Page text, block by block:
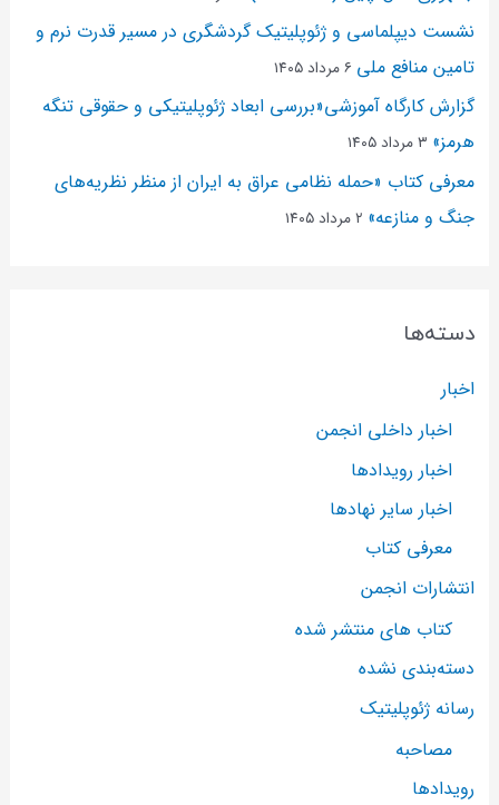
نشست دیپلماسی و ژئو‌پلیتیک گردشگری در مسیر قدرت نرم و
تامین منافع ملی ۶ مرداد ۱۴۰۵
گزارش کارگاه آموزشی«بررسی ابعاد ژئوپلیتیکی و حقوقی تنگه
هرمز» ۳ مرداد ۱۴۰۵
معرفی کتاب «حمله نظامی عراق به ایران از منظر نظریه‌های
جنگ و منازعه» ۲ مرداد ۱۴۰۵
دسته‌ها
اخبار
اخبار داخلی انجمن
اخبار رویدادها
اخبار سایر نهادها
معرفی کتاب
انتشارات انجمن
کتاب های منتشر شده
دسته‌بندی نشده
رسانه ژئوپلیتیک
مصاحبه
رویدادها